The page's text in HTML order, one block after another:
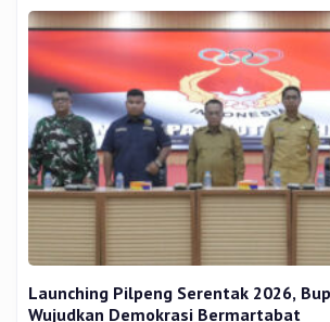
Launching Pilpeng Serentak 2026,
Wujudkan Demokrasi Bermartabat